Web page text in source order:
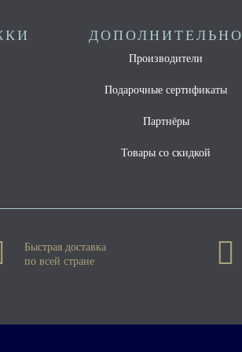
ДОПОЛНИТЕЛЬНО
Производители
Подарочные сертификаты
Партнёры
Товары со скидкой
Быстрая доставка
по всей стране